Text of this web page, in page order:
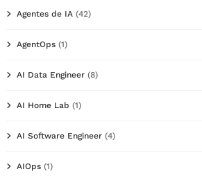
Agentes de IA (42)
AgentOps (1)
AI Data Engineer (8)
AI Home Lab (1)
AI Software Engineer (4)
AIOps (1)